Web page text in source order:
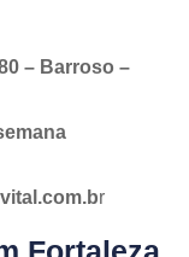
– Barroso –
r